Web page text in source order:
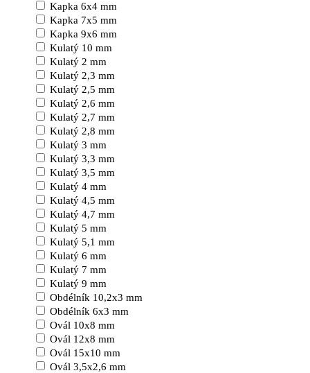
Kapka 6x4 mm
Kapka 7x5 mm
Kapka 9x6 mm
Kulatý 10 mm
Kulatý 2 mm
Kulatý 2,3 mm
Kulatý 2,5 mm
Kulatý 2,6 mm
Kulatý 2,7 mm
Kulatý 2,8 mm
Kulatý 3 mm
Kulatý 3,3 mm
Kulatý 3,5 mm
Kulatý 4 mm
Kulatý 4,5 mm
Kulatý 4,7 mm
Kulatý 5 mm
Kulatý 5,1 mm
Kulatý 6 mm
Kulatý 7 mm
Kulatý 9 mm
Obdélník 10,2x3 mm
Obdélník 6x3 mm
Ovál 10x8 mm
Ovál 12x8 mm
Ovál 15x10 mm
Ovál 3,5x2,6 mm